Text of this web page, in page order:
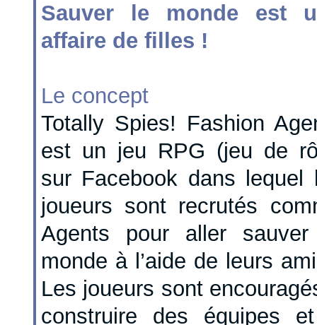
Sauver le monde est
affaire de filles !
Le concept
Totally Spies! Fashion
est un jeu RPG (jeu de
sur Facebook dans lequel
joueurs sont recrutés
Agents pour aller
monde à l’aide de leurs
Les joueurs sont
construire des équipes